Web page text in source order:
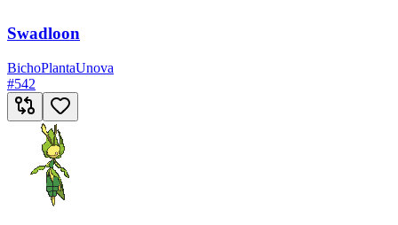
Swadloon
BichoPlantaUnova
#542